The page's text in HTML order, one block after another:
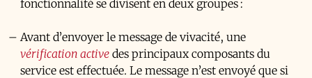
fonctionnalité se divisent en deux groupes :
Avant d’envoyer le message de vivacité, une
vérification activedes principaux composants du
service est effectuée. Le message n’est envoyé que si